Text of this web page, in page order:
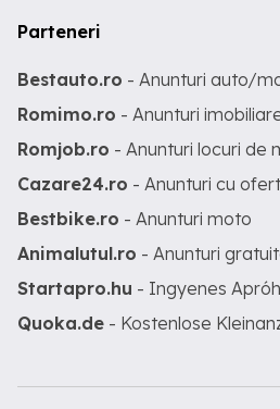
Parteneri
Bestauto.ro - Anunturi auto/
Romimo.ro - Anunturi
Romjob.ro - Anunturi locuri de
Cazare24.ro - Anunturi cu
Bestbike.ro - Anunturi moto
Animalutul.ro - Anunturi
Startapro.hu - Ingyenes
Quoka.de - Kostenlose